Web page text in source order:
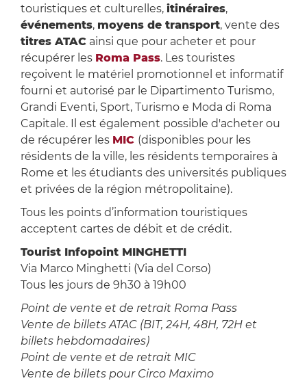
touristiques et culturelles, itinéraires,
événements, moyens de transport, vente des
titres ATACainsi que pour acheter et pour
récupérer les Roma Pass. Les touristes
reçoivent le matériel promotionnel et informatif
fourni et autorisé par le Dipartimento Turismo,
Grandi Eventi, Sport, Turismo e Moda di Roma
Capitale. Il est également possible d'acheter ou
de récupérer les MIC (disponibles pour les
résidents de la ville, les résidents temporaires à
Rome et les étudiants des universités publiques
et privées de la région métropolitaine).
Tous les points d’information touristiques
acceptent cartes de débit et de crédit.
Tourist Infopoint MINGHETTI
Via Marco Minghetti (Via del Corso)
Tous les jours de 9h30 à 19h00
Point de vente et de retrait Roma Pass
Vente de billets ATAC (BIT, 24H, 48H, 72H et
billets hebdomadaires)
Point de vente et de retrait MIC
Vente de billets pour Circo Maximo